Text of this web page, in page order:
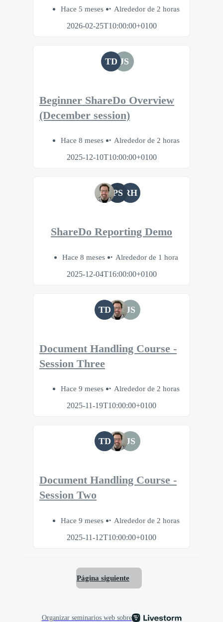
Hace 5 meses
Alrededor de 2 horas
2026-02-25T10:00:00+0100
TD JS
Beginner ShareDo Overview
(December session)
Hace 8 meses
Alrededor de 2 horas
2025-12-10T10:00:00+0100
PS RH
ShareDo Reporting Demo
Hace 8 meses
Alrededor de 1 hora
2025-12-04T16:00:00+0100
TD JS
Document Handling Course -
Session Three
Hace 9 meses
Alrededor de 2 horas
2025-11-19T10:00:00+0100
TD JS
Document Handling Course -
Session Two
Hace 9 meses
Alrededor de 2 horas
2025-11-12T10:00:00+0100
Página siguiente
Organizar seminarios web sobre